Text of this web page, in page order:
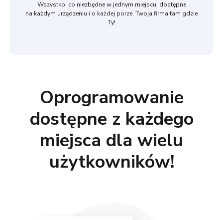
Wszystko, co niezbędne w jednym miejscu, dostępne
na każdym urządzeniu i o każdej porze. Twoja firma tam gdzie
Ty!
Oprogramowanie
dostępne z każdego
miejsca dla wielu
użytkowników!